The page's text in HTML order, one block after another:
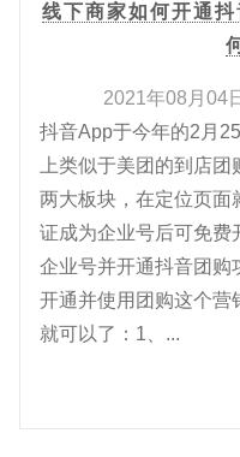
线下商家如何开通
2021年08月04
抖音App于今年的2月
上类似于美团的到店
两大板块，在定位页面
证成为企业号后可免费
企业号并开通抖音团购
开通并使用团购这个营
就可以了：1、...